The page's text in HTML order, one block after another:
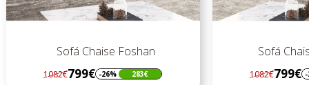
Sofá Chaise Foshan
Regular
1082€799€
Preço -26% 283€
Sofá
Regular
1082€799€
Preço -